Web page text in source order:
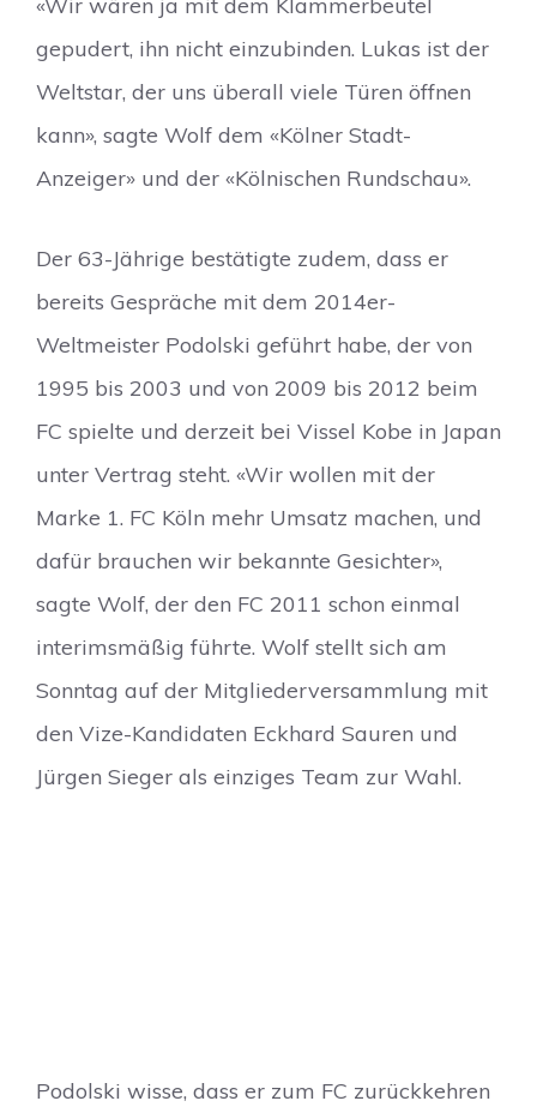
«Wir wären ja mit dem Klammerbeutel
gepudert, ihn nicht einzubinden. Lukas ist der
Weltstar, der uns überall viele Türen öffnen
kann», sagte Wolf dem «Kölner Stadt-
Anzeiger» und der «Kölnischen Rundschau».
Der 63-Jährige bestätigte zudem, dass er
bereits Gespräche mit dem 2014er-
Weltmeister Podolski geführt habe, der von
1995 bis 2003 und von 2009 bis 2012 beim
FC spielte und derzeit bei Vissel Kobe in Japan
unter Vertrag steht. «Wir wollen mit der
Marke 1. FC Köln mehr Umsatz machen, und
dafür brauchen wir bekannte Gesichter»,
sagte Wolf, der den FC 2011 schon einmal
interimsmäßig führte. Wolf stellt sich am
Sonntag auf der Mitgliederversammlung mit
den Vize-Kandidaten Eckhard Sauren und
Jürgen Sieger als einziges Team zur Wahl.
Podolski wisse, dass er zum FC zurückkehren